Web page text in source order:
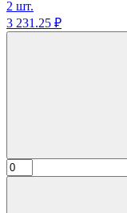
2 шт.
3 231.25 ₽